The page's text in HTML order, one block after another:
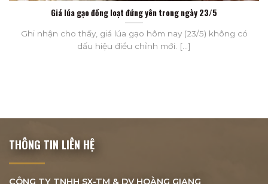
Giá lúa gạo đồng loạt đứng yên trong ngày 23/5
Ghi nhận cho thấy, giá lúa gạo hôm nay (23/5) không có
dấu hiệu điều chỉnh mới. [...]
THÔNG TIN LIÊN HỆ
CÔNG TY TNHH SX-TM & DV HOÀNG GIANG